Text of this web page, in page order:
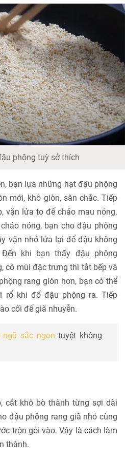
phộng tuỳ sở thích
bạn lựa những hạt đậu phộng
mới, khô giòn, săn chắc. Tiếp
vặn lửa to để chảo mau nóng.
nóng, bạn cho đậu phộng
vặn nhỏ lửa lại để đậu không
khi bạn thấy đậu phộng
có mùi đặc trưng thì tắt bếp và
rang giòn hơn, bạn có thể
rổ khi đổ đậu phộng ra. Tiếp
cối để giã nhuyễn.
ngũ sắc ngon tuyệt không
cắt khô bò thành từng sợi dài
đậu phộng rang giã nhỏ cùng
trộn gỏi vào. Vậy là cách làm
thành.